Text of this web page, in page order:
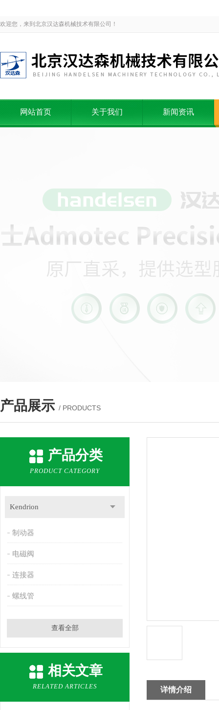
欢迎您，来到北京汉达森机械技术有限公司！
网站首页 关于我们 新闻资讯
产品展示 / PRODUCTS
产品分类
PRODUCT CATEGORY
Kendrion
制动器
电磁阀
连接器
螺线管
查看全部
相关文章
RELATED ARTICLES 详情介绍